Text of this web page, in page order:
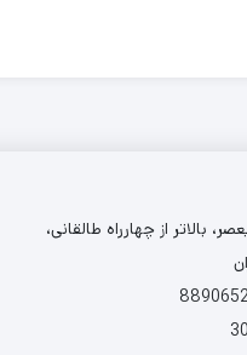
بالاتر از چهارراه طالقانی،